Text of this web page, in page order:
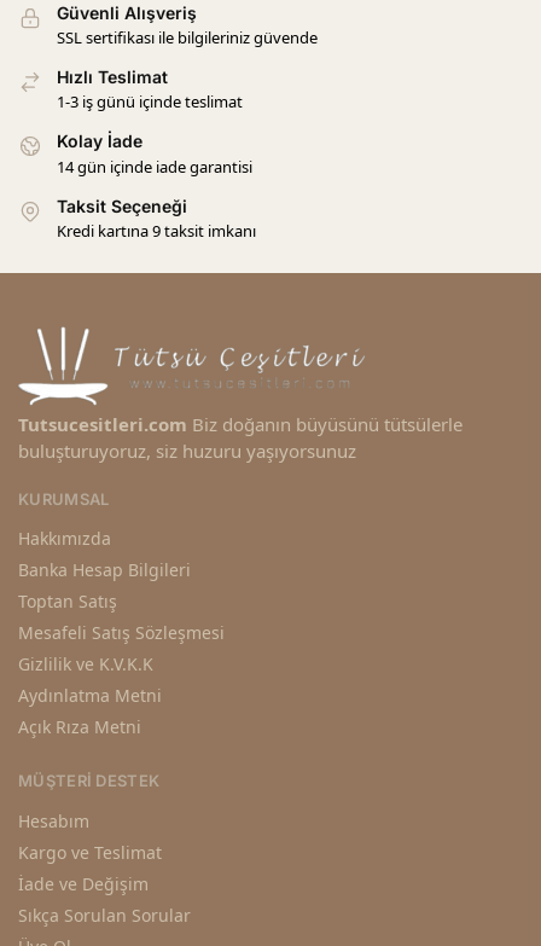
Güvenli Alışveriş
SSL sertifikası ile bilgileriniz güvende
Hızlı Teslimat
1-3 iş günü içinde teslimat
Kolay İade
14 gün içinde iade garantisi
Taksit Seçeneği
Kredi kartına 9 taksit imkanı
Tutsucesitleri.com Biz doğanın büyüsünü tütsülerle
buluşturuyoruz, siz huzuru yaşıyorsunuz
KURUMSAL
Hakkımızda
Banka Hesap Bilgileri
Toptan Satış
Mesafeli Satış Sözleşmesi
Gizlilik ve K.V.K.K
Aydınlatma Metni
Açık Rıza Metni
MÜŞTERI DESTEK
Hesabım
Kargo ve Teslimat
İade ve Değişim
Sıkça Sorulan Sorular